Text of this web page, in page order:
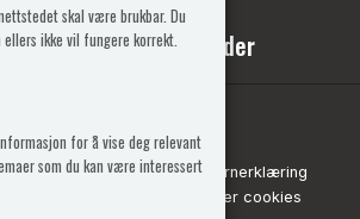
Mine sider
Vilkår
Personvernerklæring
Administrer cookies
skal være brukbar. Du
ikke vil fungere korrekt.
for å vise deg relevant
som du kan være interessert